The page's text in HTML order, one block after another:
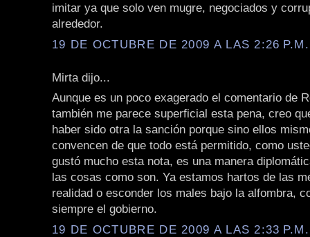
imitar ya que solo ven mugre, negociados y
alrededor.
19 DE OCTUBRE DE 2009 A LAS 2:26 P.M.
Mirta dijo...
Aunque es un poco exagerado el comentario de
también me parece superficial esta pena, creo
haber sido otra la sanción porque sino ellos
convencen de que todo está permitido, como
gustó mucho esta nota, es una manera
las cosas como son. Ya estamos hartos de las
realidad o esconder los males bajo la alfombra,
siempre el gobierno.
19 DE OCTUBRE DE 2009 A LAS 2:33 P.M.